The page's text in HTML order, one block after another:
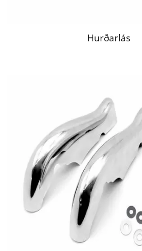
Hurðarlás